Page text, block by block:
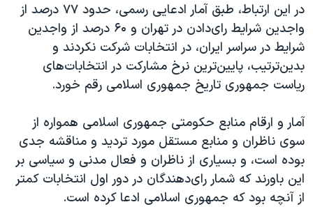
در این ارتباط، طبق آمار ادعایی رسمی، حدود ٧٧ درصد از
واجدین شرایط رای‌دادن در تهران و ۶۰ درصد از واجدین
شرایط در سراسر ایران، در انتخابات شرکت نکردند و
بدین‌ترتیب، پایین‌ترین نرخ مشارکت در انتخابات‌های
ریاست جمهوری تاریخ جمهوری اسلامی رقم خورد.
آمار و ارقام منابع حکومتی جمهوری اسلامی همواره از
سوی ناظران و منابع مستقل مورد تردید و مناقشه جدی
بوده است، و بسیاری از ناظران و فعال مدنی و سیاسی بر
این باورند که شمار رای‌دهندگان در دور اول انتخابات کمتر
از آنچه بود که جمهوری اسلامی ادعا کرده است.